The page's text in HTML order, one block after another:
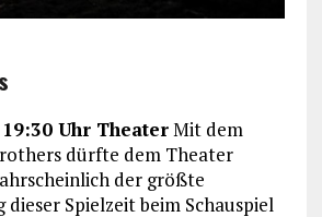
Uhr TheaterMit dem
dürfte dem Theater
der größte
Spielzeit beim Schauspiel